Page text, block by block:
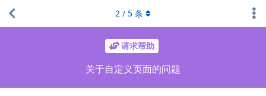
请求帮助
关于自定义页面的问题
2 / 5 条